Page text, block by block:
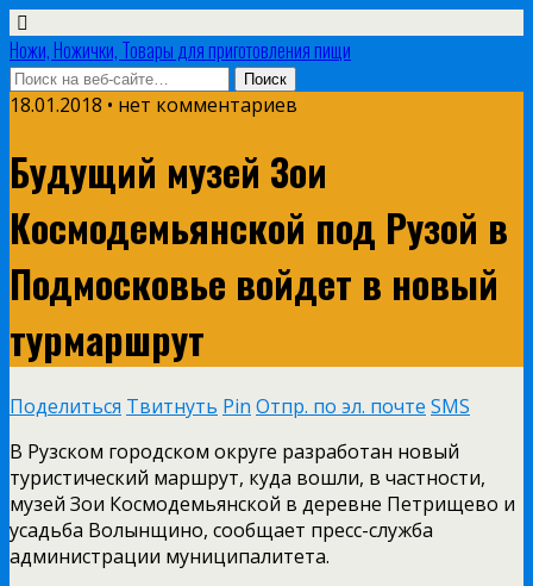
Ножи, Ножички, Товары для приготовления пищи
18.01.2018 • нет комментариев
Будущий музей Зои
Космодемьянской под Рузой в
Подмосковье войдет в новый
турмаршрут
Поделиться Твитнуть Pin Отпр. по эл. почте SMS
В Рузском городском округе разработан новый
туристический маршрут, куда вошли, в частности,
музей Зои Космодемьянской в деревне Петрищево и
усадьба Волынщино, сообщает пресс-служба
администрации муниципалитета.